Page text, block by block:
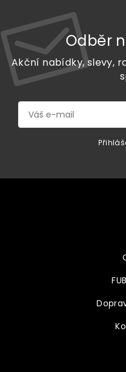
Odběr
Akční nabídky, slevy,